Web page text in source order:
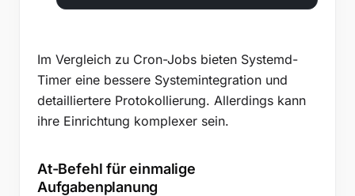
Im Vergleich zu Cron-Jobs bieten Systemd-
Timer eine bessere Systemintegration und
detailliertere Protokollierung. Allerdings kann
ihre Einrichtung komplexer sein.
At-Befehl für einmalige
Aufgabenplanung